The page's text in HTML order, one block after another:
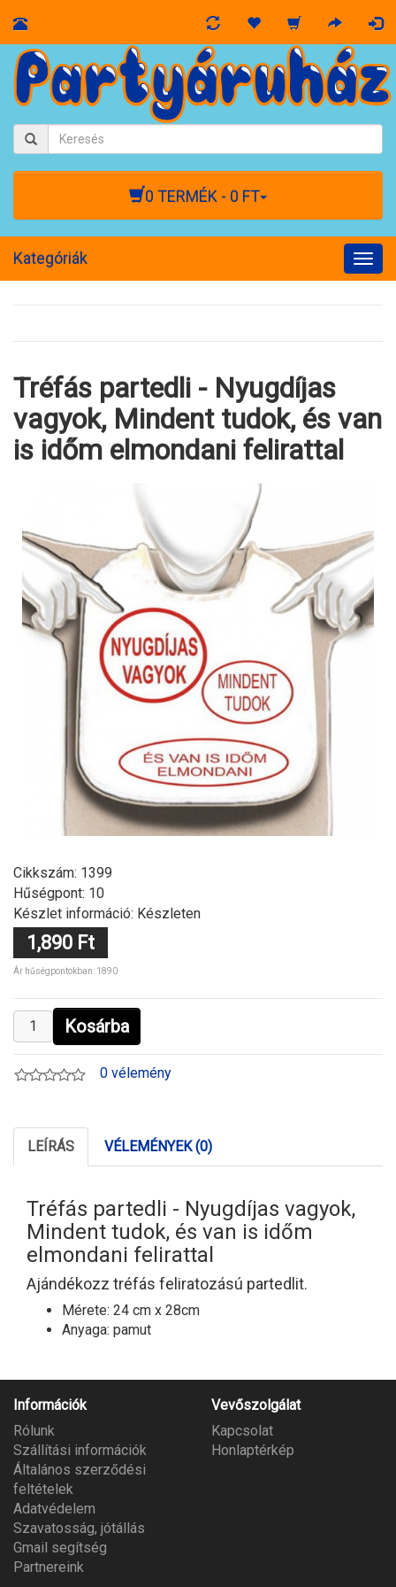
0 TERMÉK - 0 FT
Kategóriák
Tréfás partedli - Nyugdíjas
vagyok, Mindent tudok, és van
is időm elmondani felirattal
Cikkszám: 1399
Hűségpont: 10
Készlet információ: Készleten
1,890 Ft
Ár hűségpontokban: 1890
Kosárba
0 vélemény
LEÍRÁS VÉLEMÉNYEK (0)
Tréfás partedli - Nyugdíjas vagyok,
Mindent tudok, és van is időm
elmondani felirattal
Ajándékozz tréfás feliratozású partedlit.
Mérete: 24 cm x 28cm
Anyaga: pamut
Információk
Rólunk
Szállítási információk
Általános szerződési
feltételek
Adatvédelem
Szavatosság, jótállás
Gmail segítség
Partnereink
Vevőszolgálat
Kapcsolat
Honlaptérkép